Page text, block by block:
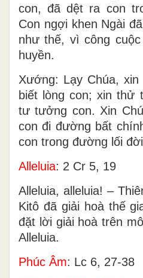
con, đã dệt ra con
Con ngợi khen Ngài
như thế, vì công
huyền.
Xướng: Lạy Chúa,
biết lòng con; xin thử
tư tưởng con. Xin
con đi đường bất
con trong đường lối
Alleluia: 2 Cr 5, 19
Alleluia, alleluia! –
Kitô đã giải hoà thế
đặt lời giải hoà trên
Alleluia.
Phúc Âm: Lc 6, 27-38